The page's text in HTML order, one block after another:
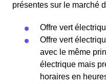
présentes sur le marché
Offre vert
Offre vert
avec le même
électrique mais
horaires en